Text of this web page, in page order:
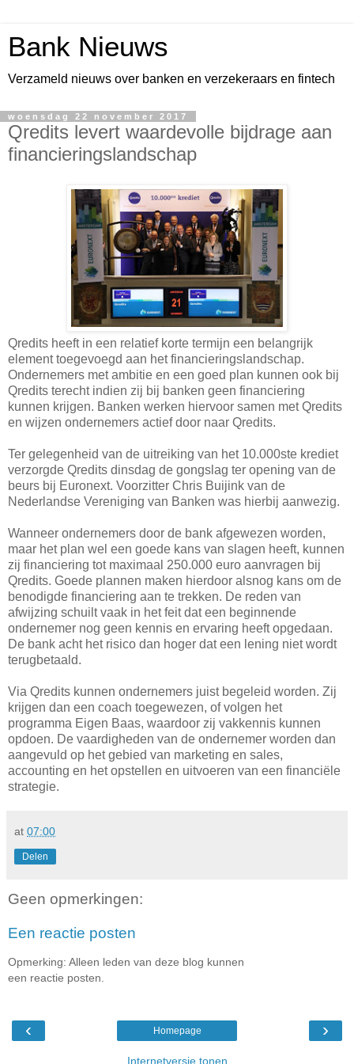
Bank Nieuws
Verzameld nieuws over banken en verzekeraars en fintech
woensdag 22 november 2017
Qredits levert waardevolle bijdrage aan
financieringslandschap
Qredits heeft in een relatief korte termijn een belangrijk
element toegevoegd aan het financieringslandschap.
Ondernemers met ambitie en een goed plan kunnen ook bij
Qredits terecht indien zij bij banken geen financiering
kunnen krijgen. Banken werken hiervoor samen met Qredits
en wijzen ondernemers actief door naar Qredits.
Ter gelegenheid van de uitreiking van het 10.000ste krediet
verzorgde Qredits dinsdag de gongslag ter opening van de
beurs bij Euronext. Voorzitter Chris Buijink van de
Nederlandse Vereniging van Banken was hierbij aanwezig.
Wanneer ondernemers door de bank afgewezen worden,
maar het plan wel een goede kans van slagen heeft, kunnen
zij financiering tot maximaal 250.000 euro aanvragen bij
Qredits. Goede plannen maken hierdoor alsnog kans om de
benodigde financiering aan te trekken. De reden van
afwijzing schuilt vaak in het feit dat een beginnende
ondernemer nog geen kennis en ervaring heeft opgedaan.
De bank acht het risico dan hoger dat een lening niet wordt
terugbetaald.
Via Qredits kunnen ondernemers juist begeleid worden. Zij
krijgen dan een coach toegewezen, of volgen het
programma Eigen Baas, waardoor zij vakkennis kunnen
opdoen. De vaardigheden van de ondernemer worden dan
aangevuld op het gebied van marketing en sales,
accounting en het opstellen en uitvoeren van een financiële
strategie.
at 07:00
Delen
Geen opmerkingen:
Een reactie posten
Opmerking: Alleen leden van deze blog kunnen
een reactie posten.
‹ ›
Homepage
Internetversie tonen